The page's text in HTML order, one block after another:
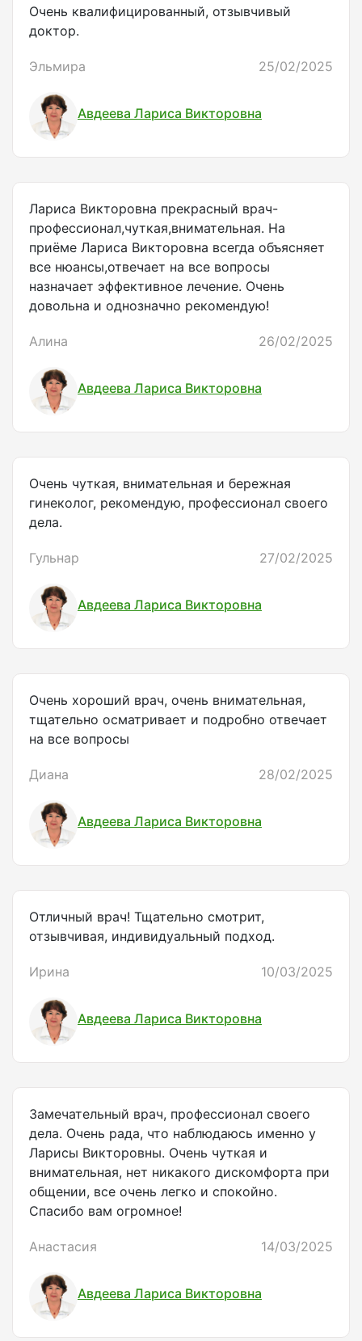
Очень квалифицированный, отзывчивый
доктор.
Эльмира 25/02/2025
Авдеева Лариса Викторовна
Лариса Викторовна прекрасный врач-
профессионал,чуткая,внимательная. На
приёме Лариса Викторовна всегда объясняет
все нюансы,отвечает на все вопросы
назначает эффективное лечение. Очень
довольна и однозначно рекомендую!
Алина 26/02/2025
Авдеева Лариса Викторовна
Очень чуткая, внимательная и бережная
гинеколог, рекомендую, профессионал своего
дела.
Гульнар 27/02/2025
Авдеева Лариса Викторовна
Очень хороший врач, очень внимательная,
тщательно осматривает и подробно отвечает
на все вопросы
Диана 28/02/2025
Авдеева Лариса Викторовна
Отличный врач! Тщательно смотрит,
отзывчивая, индивидуальный подход.
Ирина 10/03/2025
Авдеева Лариса Викторовна
Замечательный врач, профессионал своего
дела. Очень рада, что наблюдаюсь именно у
Ларисы Викторовны. Очень чуткая и
внимательная, нет никакого дискомфорта при
общении, все очень легко и спокойно.
Спасибо вам огромное!
Анастасия 14/03/2025
Авдеева Лариса Викторовна